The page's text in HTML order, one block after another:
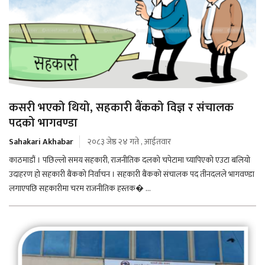
कसरी भएको थियो, सहकारी बैंकको विज्ञ र संचालक
पदको भागवण्डा
Sahakari Akhabar
२०८३ जेष्ठ २४ गते , आईतवार
काठमाडौं । पछिल्लो समय सहकारी, राजनीतिक दलको चपेटामा च्यापिएको एउटा बलियो
उदाहरण हो सहकारी बैंकको निर्वाचन । सहकारी बैंकको संचालक पद तीनदलले भागवण्डा
लगाएपछि सहकारीमा चरम राजनीतिक हस्तक� ...